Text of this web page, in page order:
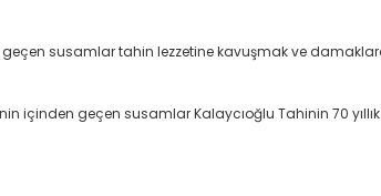
susamlar tahin lezzetine kavuşmak ve
içinden geçen susamlar Kalaycıoğlu Tahinin 70